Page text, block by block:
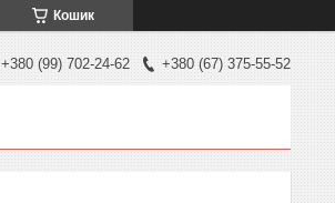
Кошик
+380 (99) 702-24-62 +380 (67) 375-55-52